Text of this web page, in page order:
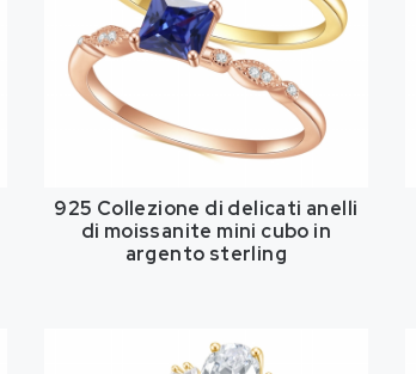
925 Collezione di delicati anelli
di moissanite mini cubo in
argento sterling